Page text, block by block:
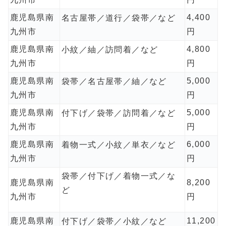
鹿児島県南
九州市
名古屋帯／道行／袋帯／など
4,400
円
鹿児島県南
九州市
小紋／紬／訪問着／など
4,800
円
鹿児島県南
九州市
袋帯／名古屋帯／紬／など
5,000
円
鹿児島県南
九州市
付下げ／袋帯／訪問着／など
5,000
円
鹿児島県南
九州市
着物一式／小紋／単衣／など
6,000
円
鹿児島県南
九州市
袋帯／付下げ／着物一式／な
ど
8,200
円
鹿児島県南
付下げ／袋帯／小紋／など
11,200